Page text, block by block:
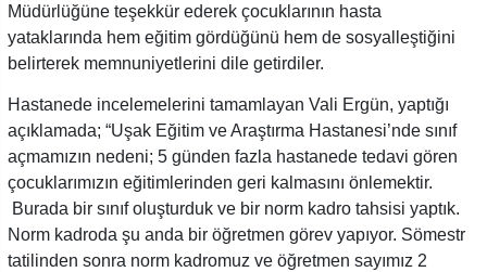
Müdürlüğüne teşekkür ederek çocuklarının hasta
yataklarında hem eğitim gördüğünü hem de sosyalleştiğini
belirterek memnuniyetlerini dile getirdiler.
Hastanede incelemelerini tamamlayan Vali Ergün, yaptığı
açıklamada; “Uşak Eğitim ve Araştırma Hastanesi’nde sınıf
açmamızın nedeni; 5 günden fazla hastanede tedavi gören
çocuklarımızın eğitimlerinden geri kalmasını önlemektir.
Burada bir sınıf oluşturduk ve bir norm kadro tahsisi yaptık.
Norm kadroda şu anda bir öğretmen görev yapıyor. Sömestr
tatilinden sonra norm kadromuz ve öğretmen sayımız 2